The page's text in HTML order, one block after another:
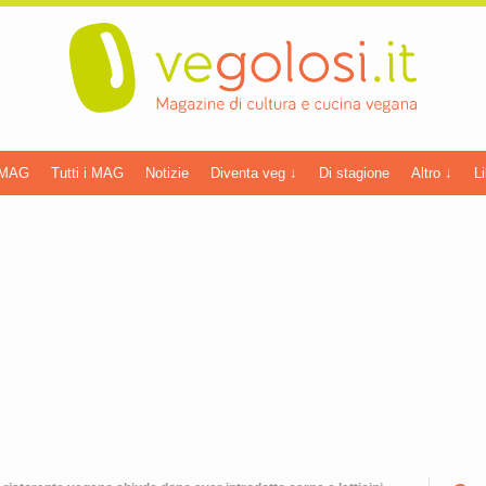
Tutti i MAG Notizie Diventa veg ↓ Di stagione Altro ↓